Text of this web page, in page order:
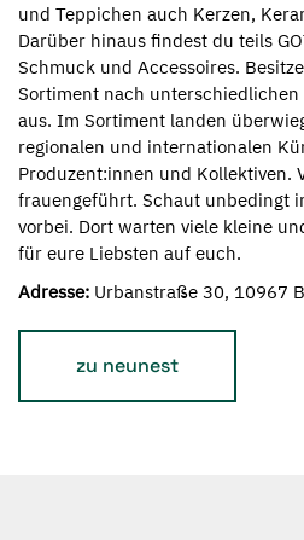
und Teppichen auch Kerzen,
Darüber hinaus findest du teils
Schmuck und Accessoires.
Sortiment nach
aus. Im Sortiment landen
regionalen und internationalen
Produzent:innen und Kollektiven.
frauengeführt. Schaut unbedingt
vorbei. Dort warten viele kleine
für eure Liebsten auf euch.
Adresse: Urbanstraße 30, 10967
zu neunest